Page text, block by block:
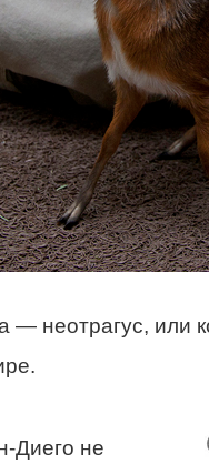
— неотрагус, или
Диего не